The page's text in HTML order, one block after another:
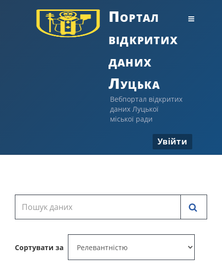
Портал
відкритих
даних
Луцька
Вебпортал відкритих
даних Луцької
міської ради
Увійти
Сортувати за